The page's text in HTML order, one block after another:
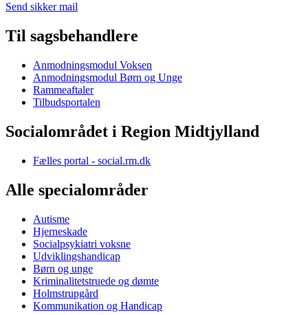
Send sikker mail
Til sagsbehandlere
Anmodningsmodul Voksen
Anmodningsmodul Børn og Unge
Rammeaftaler
Tilbudsportalen
Socialområdet i Region Midtjylland
Fælles portal - social.rm.dk
Alle specialområder
Autisme
Hjerneskade
Socialpsykiatri voksne
Udviklingshandicap
Børn og unge
Kriminalitetstruede og dømte
Holmstrupgård
Kommunikation og Handicap